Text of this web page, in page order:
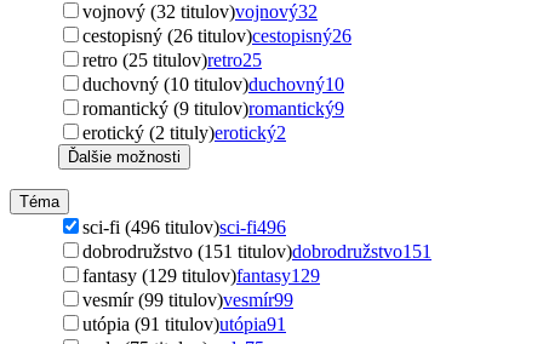
vojnový (32 titulov)vojnový32
cestopisný (26 titulov)cestopisný26
retro (25 titulov)retro25
duchovný (10 titulov)duchovný10
romantický (9 titulov)romantický9
erotický (2 tituly)erotický2
Ďalšie možnosti
Téma
sci-fi (496 titulov)sci-fi496
dobrodružstvo (151 titulov)dobrodružstvo151
fantasy (129 titulov)fantasy129
vesmír (99 titulov)vesmír99
utópia (91 titulov)utópia91